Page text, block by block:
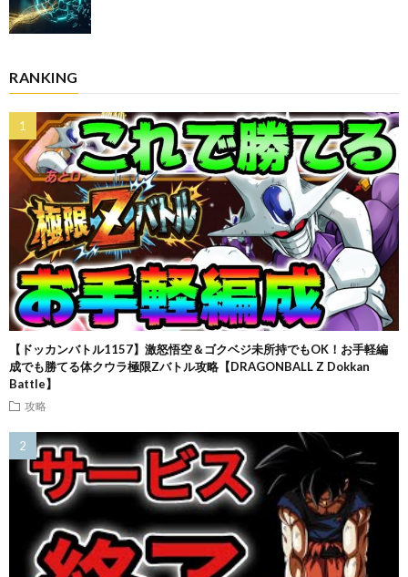
RANKING
【ドッカンバトル1157】激怒悟空＆ゴクベジ未所持でもOK！お手軽編
成でも勝てる体クウラ極限Zバトル攻略【DRAGONBALL Z Dokkan
Battle】
攻略